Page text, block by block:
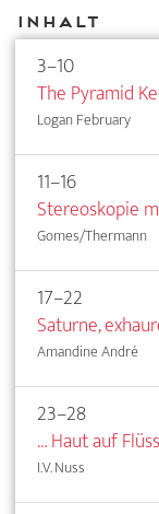
Inhalt
3–10
The Pyramid
Logan February
11–16
Stereoskopie
Gomes/Thermann
17–22
Saturne,
Amandine André
23–28
… Haut auf
I.V. Nuss